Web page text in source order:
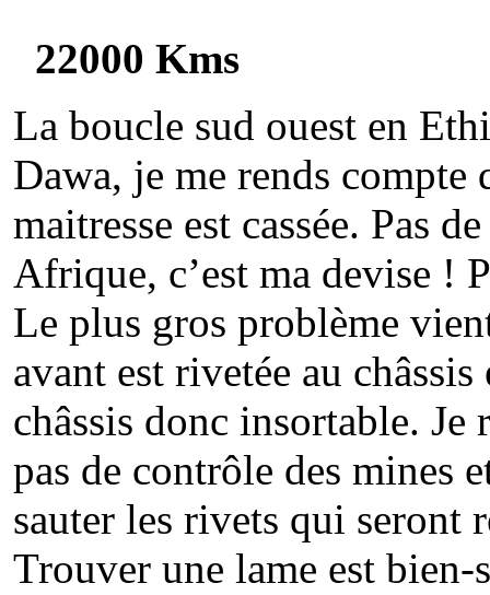
22000 Kms
La boucle sud ouest en
Dawa, je me rends compte
maitresse est cassée. Pas
Afrique, c’est ma devise !
Le plus gros problème
avant est rivetée au
châssis donc insortable. Je
pas de contrôle des mines
sauter les rivets qui seront
Trouver une lame est